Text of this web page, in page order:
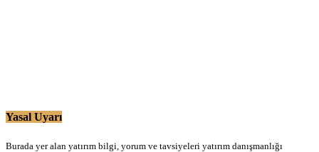
Yasal Uyarı
Burada yer alan yatırım bilgi, yorum ve tavsiyeleri yatırım danışmanlığı